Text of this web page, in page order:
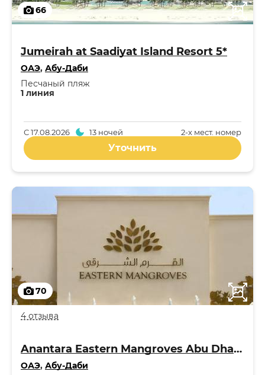
66
Jumeirah at Saadiyat Island Resort 5*
ОАЭ, Абу-Даби
1 линия
Песчаный пляж
2-x мест. номер
С17.08.2026 13 ночей
Уточнить
70
4 отзыва
Anantara Eastern Mangroves Abu Dhabi Hotel 5*
ОАЭ, Абу-Даби